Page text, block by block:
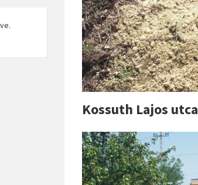
Kossuth Lajos utca